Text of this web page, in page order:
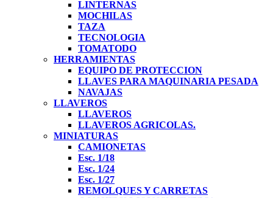
LINTERNAS
MOCHILAS
TAZA
TECNOLOGIA
TOMATODO
HERRAMIENTAS
EQUIPO DE PROTECCION
LLAVES PARA MAQUINARIA PESADA
NAVAJAS
LLAVEROS
LLAVEROS
LLAVEROS AGRICOLAS.
MINIATURAS
CAMIONETAS
Esc. 1/18
Esc. 1/24
Esc. 1/27
REMOLQUES Y CARRETAS